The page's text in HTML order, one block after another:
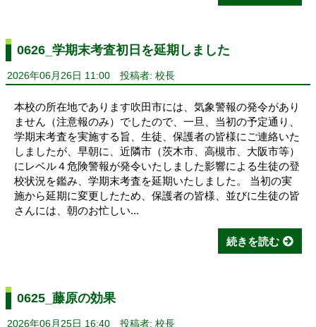
0626_学期末考査初日を延期しました
2026年06月26日 11:00 投稿者: 校長
本校の所在地であります吹田市には、気象警報の発令があり
ません（注意報のみ）でしたので、一旦、当初の予定通り、
学期末考査を実施する旨、生徒、保護者の皆様にご連絡いた
しましたが、早朝に、近隣市（茨木市、高槻市、大阪市等）
にレベル４危険警報が発令いたしました影響による生徒の登
校状況を鑑み、学期末考査を延期いたしました。 当初の実
施から延期に変更したため、保護者の皆様、並びに生徒の皆
さんには、朝のお忙しい...
続きを読む
0625_藤原の効果
2026年06月25日 16:40 投稿者: 校長